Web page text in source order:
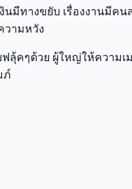
งินมีทางขยับ เรื่องงานมีค
วามหวัง
ลุ้คๆด้วย ผู้ใหญ่ให้ความเ
ภ์